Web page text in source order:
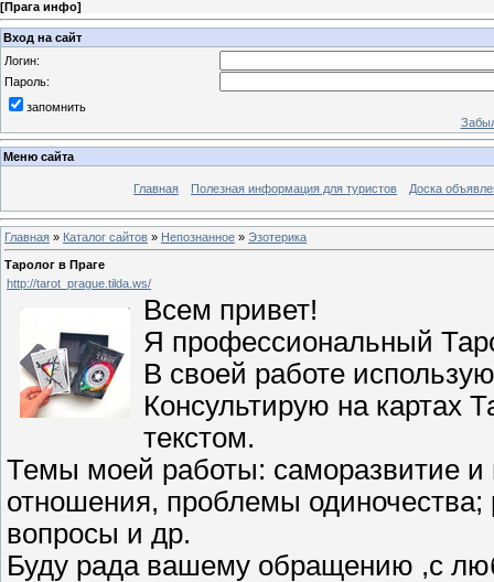
[Прага инфо]
Вход на сайт
Логин:
Пароль:
запомнить
Меню сайта
Главная Полезная информация для туристов Доска
Главная » Каталог сайтов » Непознанное » Эзотерика
Таролог в Праге
http://tarot_prague.tilda.ws/
Всем привет!
Я профессиональный
В своей работе
Консультирую на картах
текстом.
Темы моей работы: саморазвитие
отношения, проблемы
вопросы и др.
Буду рада вашему обращению ,с